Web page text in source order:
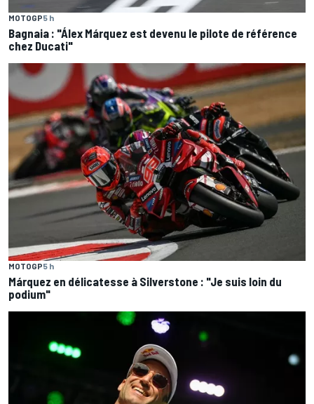
MOTOGP5 h
Bagnaia : "Álex Márquez est devenu le pilote de référence
chez Ducati"
MOTOGP5 h
Márquez en délicatesse à Silverstone : "Je suis loin du
podium"